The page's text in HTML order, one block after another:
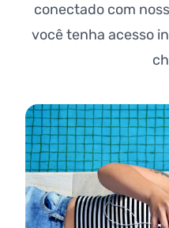
conectado com
você tenha acesso